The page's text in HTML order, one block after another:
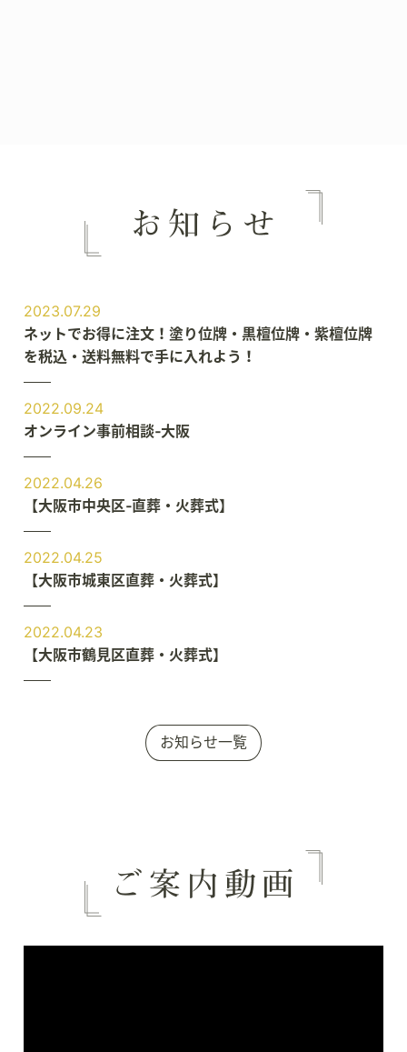
2023.07.29
ネットでお得に注文！塗り位牌・黒檀位牌・紫檀位牌
を税込・送料無料で手に入れよう！
2022.09.24
オンライン事前相談‐大阪
2022.04.26
【大阪市中央区‐直葬・火葬式】
2022.04.25
【大阪市城東区直葬・火葬式】
2022.04.23
【大阪市鶴見区直葬・火葬式】
お知らせ一覧